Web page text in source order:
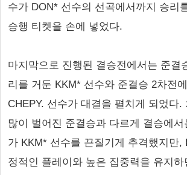
수가 DON* 선수의 선곡에서까지 승리
승행 티켓을 손에 넣었다.
마지막으로 진행된 결승전에서는 준결
리를 거둔 KKM* 선수와 준결승 2차전
CHEPY. 선수가 대결을 펼치게 되었다.
많이 벌어진 준결승과 다르게 결승에서
가 KKM* 선수를 끈질기게 추격했지만,
정적인 플레이와 높은 집중력을 유지